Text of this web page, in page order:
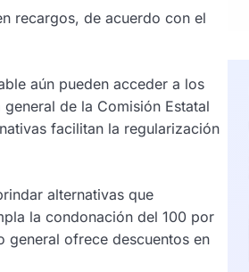
recargos, de acuerdo con el
aún pueden acceder a los
de la Comisión Estatal
facilitan la regularización
alternativas que
la condonación del 100 por
general ofrece descuentos en